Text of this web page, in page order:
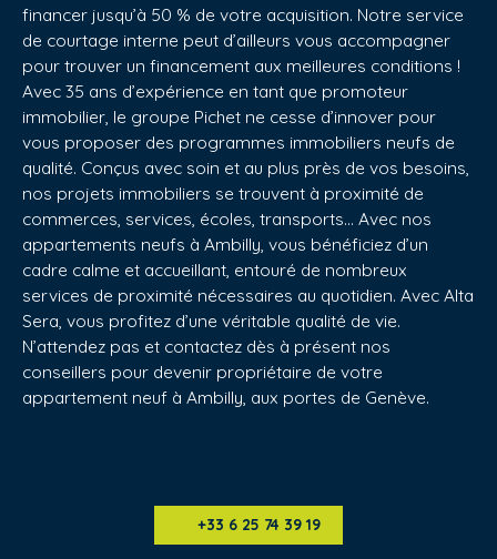
financer jusqu’à 50 % de votre acquisition. Notre service
de courtage interne peut d’ailleurs vous accompagner
pour trouver un financement aux meilleures conditions !
Avec 35 ans d’expérience en tant que promoteur
immobilier, le groupe Pichet ne cesse d’innover pour
vous proposer des programmes immobiliers neufs de
qualité. Conçus avec soin et au plus près de vos besoins,
nos projets immobiliers se trouvent à proximité de
commerces, services, écoles, transports… Avec nos
appartements neufs à Ambilly, vous bénéficiez d’un
cadre calme et accueillant, entouré de nombreux
services de proximité nécessaires au quotidien. Avec Alta
Sera, vous profitez d’une véritable qualité de vie.
N’attendez pas et contactez dès à présent nos
conseillers pour devenir propriétaire de votre
appartement neuf à Ambilly, aux portes de Genève.
+33 6 25 74 39 19